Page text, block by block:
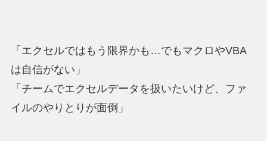
「エクセルではもう限界かも…でもマクロやVBA
は自信がない」
「チームでエクセルデータを扱いたいけど、ファ
イルのやりとりが面倒」